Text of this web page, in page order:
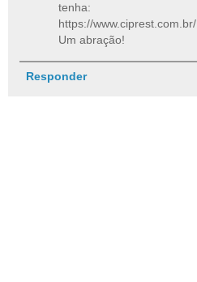
tenha:
https://www.ciprest.com.br/
Um abração!
Responder